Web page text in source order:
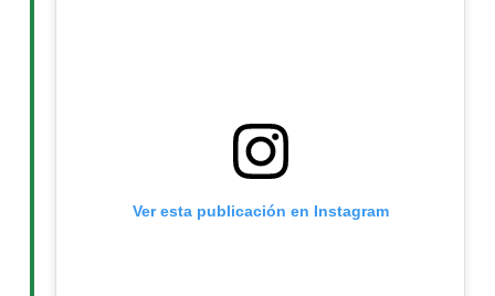
Ver esta publicación en Instagram